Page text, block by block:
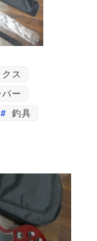
ス
ー
釣具